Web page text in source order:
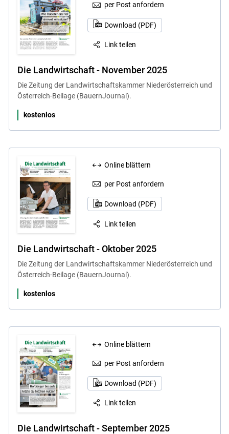
per Post anfordern
Download (PDF)
Link teilen
Die Landwirtschaft - November 2025
Die Zeitung der Landwirtschaftskammer Niederösterreich und
Österreich-Beilage (BauernJournal).
kostenlos
Online blättern
per Post anfordern
Download (PDF)
Link teilen
Die Landwirtschaft - Oktober 2025
Die Zeitung der Landwirtschaftskammer Niederösterreich und
Österreich-Beilage (BauernJournal).
kostenlos
Online blättern
per Post anfordern
Download (PDF)
Link teilen
Die Landwirtschaft - September 2025